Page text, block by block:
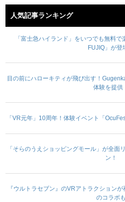
人気記事ランキング
「富士急ハイランド」をいつでも無料
FUJIQ」が登
目の前にハローキティが飛び出す！
体験を提供
「VR元年」10周年！体験イベント「
「そらのうえショッピングモール」が全面
ン！
『ウルトラセブン』のVRアトラクション
のコラボも